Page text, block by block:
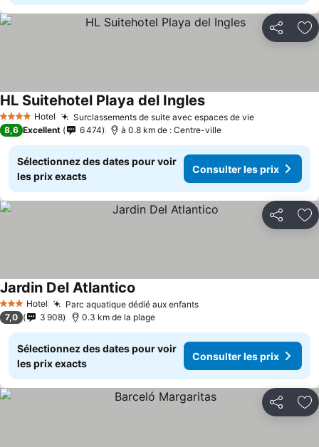
Partager
4 Étoiles Hotel Surclassements de suite avec espaces de vieConsulter
HL Suitehotel Playa del InglesConsulter les prix
8,6 Excellent 6 474 à 0.8 km de : Centre-ville
Sélectionnez des dates pour voir
les prix exacts
Consulter les prix
Partager
3 ÉtoilesHotel Parc aquatique dédié aux enfantsConsulter les prix
Jardin Del Atlantico
7,0 3 908 0.3 km de la plage
Sélectionnez des dates pour voir
les prix exacts
Consulter les prix
Partager